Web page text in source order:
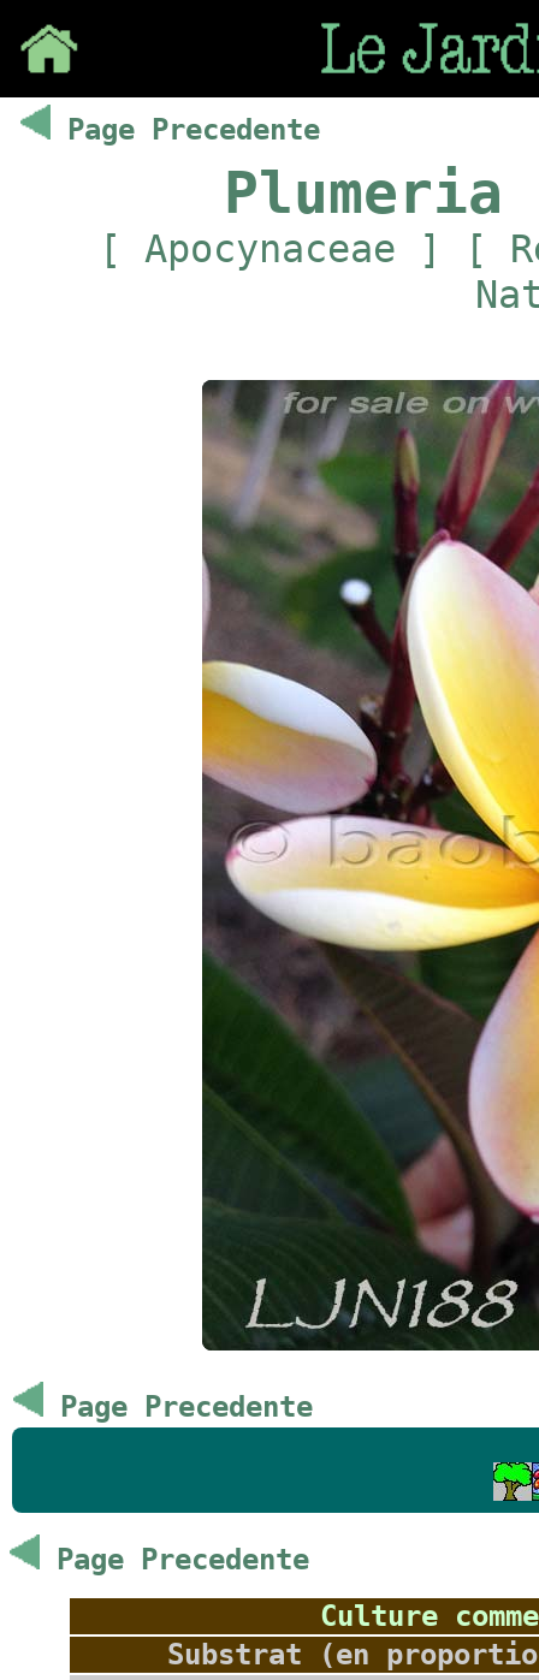
Page Precedente
Plumeria
[ Apocynaceae ] [
Page Precedente
Page Precedente
Culture
Substrat (en